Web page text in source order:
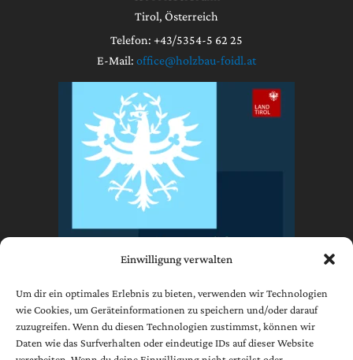
Einwilligung verwalten
Um dir ein optimales Erlebnis zu bieten, verwenden wir Technologien
wie Cookies, um Geräteinformationen zu speichern und/oder darauf
zuzugreifen. Wenn du diesen Technologien zustimmst, können wir
Daten wie das Surfverhalten oder eindeutige IDs auf dieser Website
Tirol, Österreich
Telefon: +43/5354-5 62 25
E-Mail: office@holzbau-foidl.at
Impressum
Datenschutzerklärung